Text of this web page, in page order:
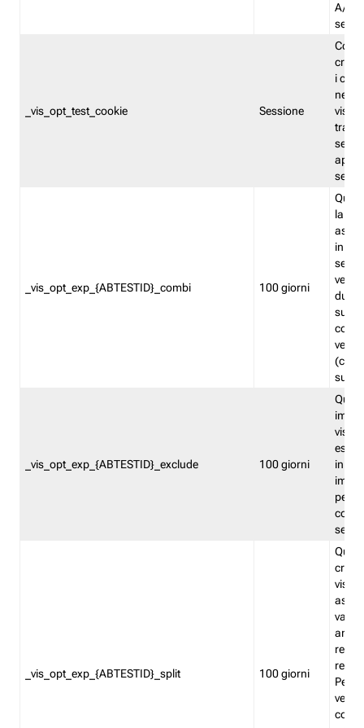
A/B.
_vis_opt_test_cookie Sessione
i
nel
_vis_opt_exp_{ABTESTID}_combi 100 giorni
la
in
_vis_opt_exp_{ABTESTID}_exclude 100 giorni
in
_vis_opt_exp_{ABTESTID}_split 100 giorni